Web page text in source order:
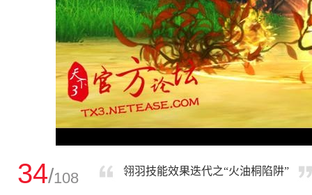
34/108 翎羽技能效果迭代之“火油桐陷阱”